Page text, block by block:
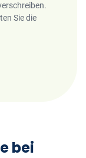
Sie die
bei